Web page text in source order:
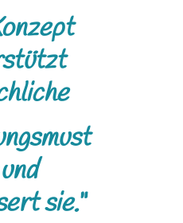
sie.“